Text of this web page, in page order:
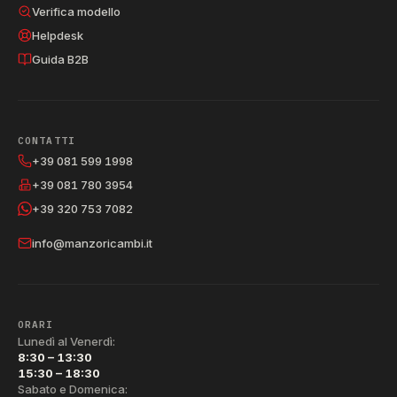
Verifica modello
Helpdesk
Guida B2B
CONTATTI
+39 081 599 1998
+39 081 780 3954
+39 320 753 7082
info@manzoricambi.it
ORARI
Lunedì al Venerdì:
8:30 – 13:30
15:30 – 18:30
Sabato e Domenica: